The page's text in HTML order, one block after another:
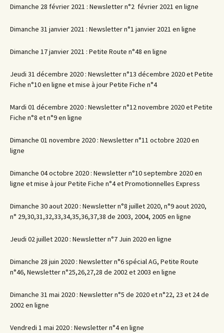
Dimanche 28 février 2021 : Newsletter n°2 février 2021 en ligne
Dimanche 31 janvier 2021 : Newsletter n°1 janvier 2021 en ligne
Dimanche 17 janvier 2021 : Petite Route n°48 en ligne
Jeudi 31 décembre 2020 : Newsletter n°13 décembre 2020 et Petite
Fiche n°10 en ligne et mise à jour Petite Fiche n°4
Mardi 01 décembre 2020 : Newsletter n°12 novembre 2020 et Petite
Fiche n°8 et n°9 en ligne
Dimanche 01 novembre 2020 : Newsletter n°11 octobre 2020 en
ligne
Dimanche 04 octobre 2020 : Newsletter n°10 septembre 2020 en
ligne et mise à jour Petite Fiche n°4 et Promotionnelles Express
Dimanche 30 aout 2020 : Newsletter n°8 juillet 2020, n°9 aout 2020,
n° 29,30,31,32,33,34,35,36,37,38 de 2003, 2004, 2005 en ligne
Jeudi 02 juillet 2020 : Newsletter n°7 Juin 2020 en ligne
Dimanche 28 juin 2020 : Newsletter n°6 spécial AG, Petite Route
n°46, Newsletter n°25,26,27,28 de 2002 et 2003 en ligne
Dimanche 31 mai 2020 : Newsletter n°5 de 2020 et n°22, 23 et 24 de
2002 en ligne
Vendredi 1 mai 2020 : Newsletter n°4 en ligne